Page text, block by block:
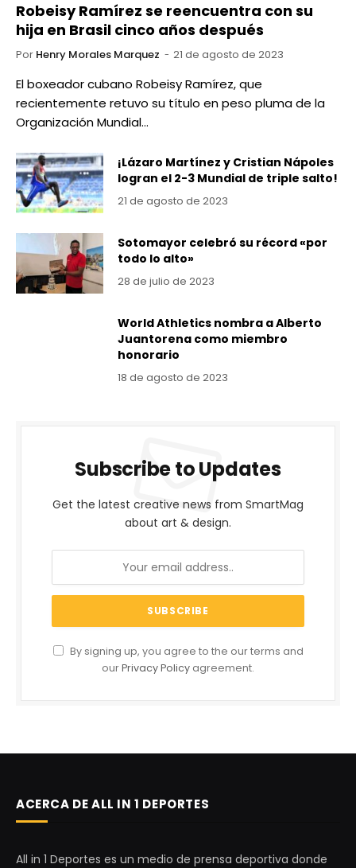
Robeisy Ramírez se reencuentra con su
hija en Brasil cinco años después
Por Henry Morales Marquez 21 de agosto de 2023
El boxeador cubano Robeisy Ramírez, que
recientemente retuvo su título en peso pluma de la
Organización Mundial…
¡Lázaro Martínez y Cristian Nápoles
logran el 2-3 Mundial de triple salto!
21 de agosto de 2023
Sotomayor celebró su récord «por
todo lo alto»
28 de julio de 2023
World Athletics nombra a Alberto
Juantorena como miembro
honorario
18 de agosto de 2023
Subscribe to Updates
Get the latest creative news from SmartMag
about art & design.
By signing up, you agree to the our terms and
ourPrivacy Policy agreement.
ACERCA DE ALL IN 1 DEPORTES
All in 1 Deportes es un medio de prensa deportiva donde